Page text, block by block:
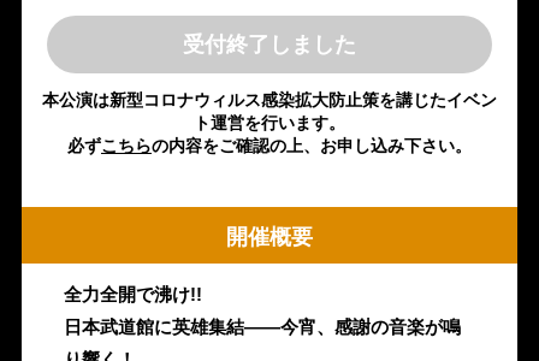
受付終了しました
本公演は新型コロナウィルス感染拡大防止策を講じたイベン
ト運営を行います。
必ずこちらの内容をご確認の上、お申し込み下さい。
開催概要
全力全開で沸け!!
日本武道館に英雄集結――今宵、感謝の音楽が鳴